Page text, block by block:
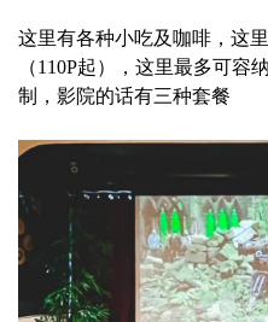
这里有各种小吃及咖啡，这
（110P起），这里最多可容
制，影院的话有三种套餐